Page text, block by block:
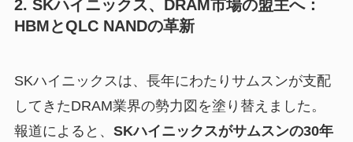
2. SKハイニックス、DRAM市場の盟主へ：
HBMとQLC NANDの革新
SKハイニックスは、長年にわたりサムスンが支配
してきたDRAM業界の勢力図を塗り替えました。
報道によると、 SKハイニックスがサムスンの30年